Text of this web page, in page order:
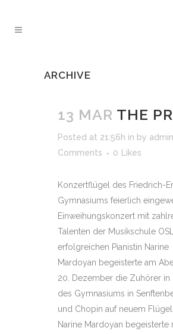
ARCHIVE
13 MAR THE
Posted at 21:56h in by admin
Comments
0 Likes
Konzertflügel des Friedrich-
Gymnasiums feierlich
Einweihungskonzert mit
Talenten der Musikschule
erfolgreichen Pianistin Narine
Mardoyan begeisterte am
20. Dezember die Zuhörer in
des Gymnasiums in
und Chopin auf neuem Flügel
Narine Mardoyan begeisterte